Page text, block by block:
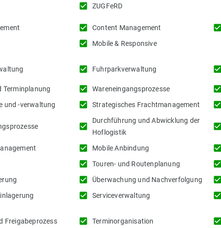
check_box ZUGFeRD
check_box Content Management check_box
check_box Mobile & Responsive
check_box Fuhrparkverwaltung check_box
Terminplanung check_box Wareneingangsprozesse check_box
und -verwaltung check_box Strategisches Frachtmanagement check_box
check_box
Durchführung und Abwicklung der
Hoflogistik
check_box
check_box Mobile Anbindung check_box
check_box Touren- und Routenplanung check_box
check_box Überwachung und Nachverfolgung check_box
check_box Serviceverwaltung check_box
Freigabeprozess check_box Terminorganisation check_box